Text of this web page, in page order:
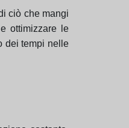
ciò che mangi
ottimizzare le
dei tempi nelle